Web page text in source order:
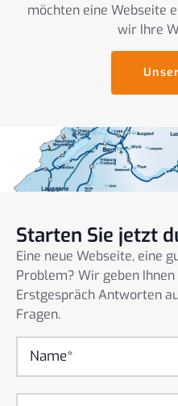
möchten eine Webseite
wir Ihre
Starten Sie jetzt
Eine neue Webseite, eine
Problem? Wir geben
Erstgespräch Antworten
Fragen.